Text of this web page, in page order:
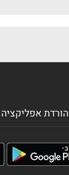
הורדת אפליקציה